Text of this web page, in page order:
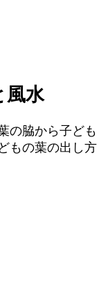
風水
の脇から子ども
もの葉の出し方